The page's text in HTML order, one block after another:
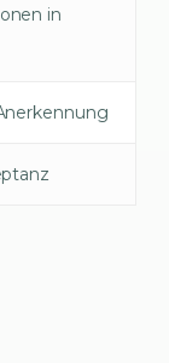
in